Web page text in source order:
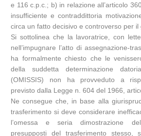
e 116 c.p.c.; b) in relazione all’articolo
insufficiente e contraddittoria
circa un fatto decisivo e controverso per il
Si sottolinea che la lavoratrice, con
nell’impugnare l’atto di assegnazione-
ha formalmente chiesto che le
della suddetta determinazione
(OMISSIS) non ha provveduto a
previsto dalla Legge n. 604 del 1966,
Ne consegue che, in base alla
trasferimento si deve considerare
l’omessa e seria dimostrazione
presupposti del trasferimento stesso,